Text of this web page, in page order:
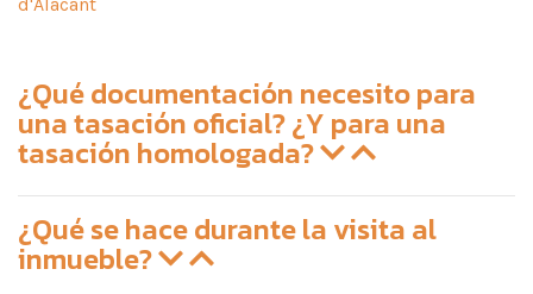
¿Qué documentación necesito para
una tasación oficial? ¿Y para una
tasación homologada?
¿Qué se hace durante la visita al
inmueble?